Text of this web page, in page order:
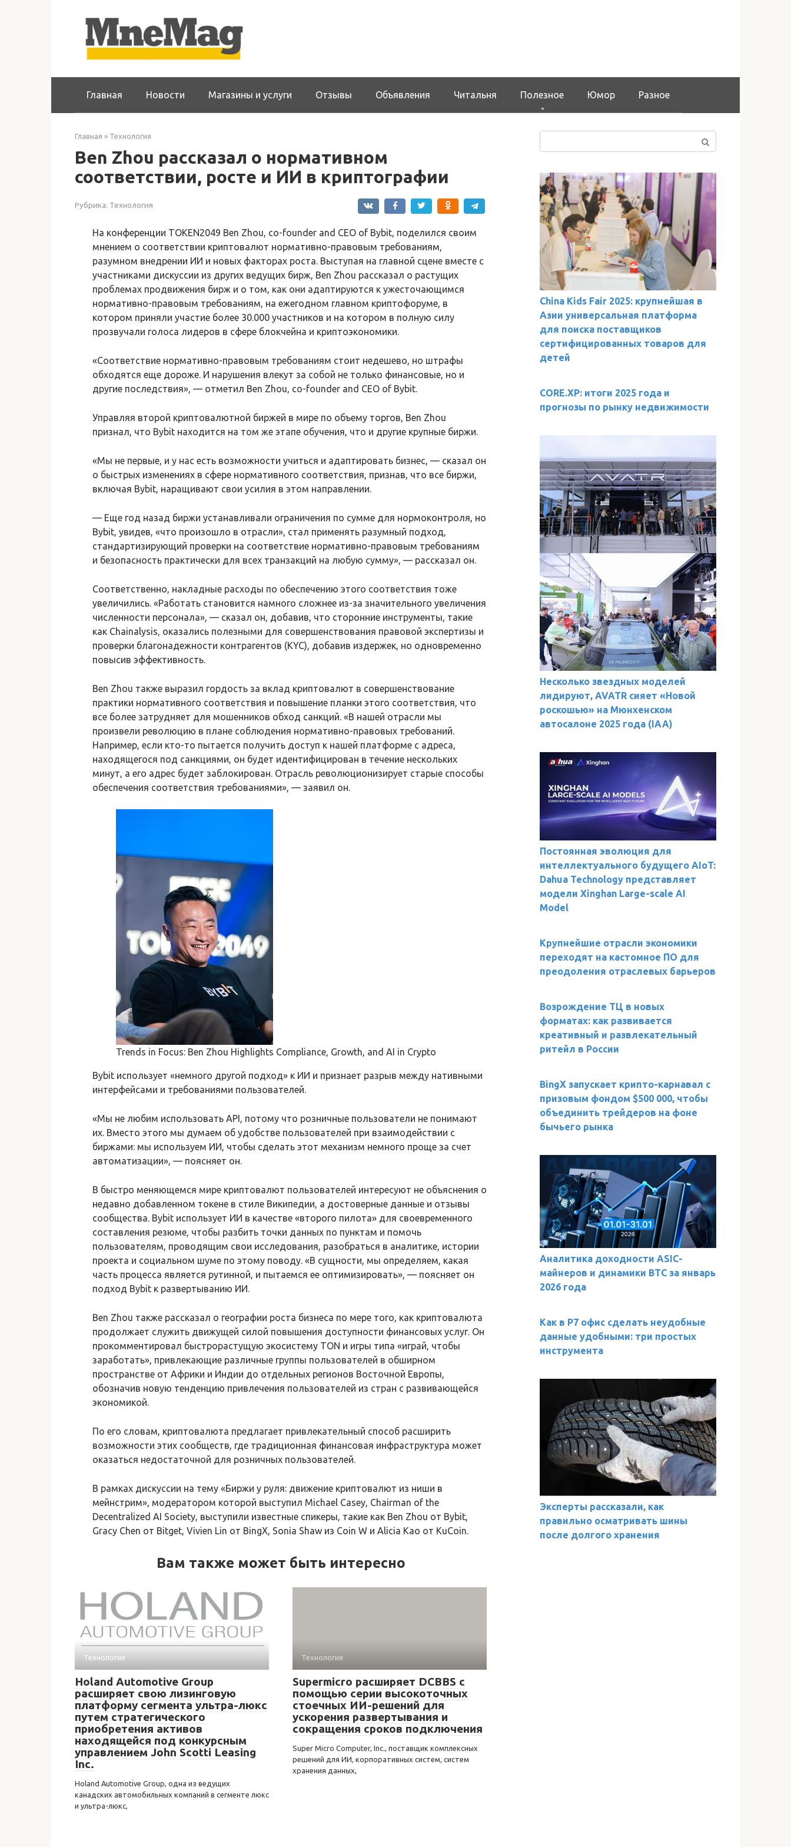
Главная Новости Магазины и услуги Отзывы Объявления Читальня Полезное Юмор Разное
Главная » Технология
Ben Zhou рассказал о нормативном
соответствии, росте и ИИ в криптографии
Рубрика: Технология
На конференции TOKEN2049 Ben Zhou, co-founder and CEO of Bybit, поделился своим
мнением о соответствии криптовалют нормативно-правовым требованиям,
разумном внедрении ИИ и новых факторах роста. Выступая на главной сцене вместе с
участниками дискуссии из других ведущих бирж, Ben Zhou рассказал о растущих
проблемах продвижения бирж и о том, как они адаптируются к ужесточающимся
нормативно-правовым требованиям, на ежегодном главном криптофоруме, в
котором приняли участие более 30.000 участников и на котором в полную силу
прозвучали голоса лидеров в сфере блокчейна и криптоэкономики.
«Соответствие нормативно-правовым требованиям стоит недешево, но штрафы
обходятся еще дороже. И нарушения влекут за собой не только финансовые, но и
другие последствия», — отметил Ben Zhou, co-founder and CEO of Bybit.
Управляя второй криптовалютной биржей в мире по объему торгов, Ben Zhou
признал, что Bybit находится на том же этапе обучения, что и другие крупные биржи.
«Мы не первые, и у нас есть возможности учиться и адаптировать бизнес, — сказал он
о быстрых изменениях в сфере нормативного соответствия, признав, что все биржи,
включая Bybit, наращивают свои усилия в этом направлении.
— Еще год назад биржи устанавливали ограничения по сумме для нормоконтроля, но
Bybit, увидев, «что произошло в отрасли», стал применять разумный подход,
стандартизирующий проверки на соответствие нормативно-правовым требованиям
и безопасность практически для всех транзакций на любую сумму», — рассказал он.
Соответственно, накладные расходы по обеспечению этого соответствия тоже
увеличились. «Работать становится намного сложнее из-за значительного увеличения
численности персонала», — сказал он, добавив, что сторонние инструменты, такие
как Chainalysis, оказались полезными для совершенствования правовой экспертизы и
проверки благонадежности контрагентов (KYC), добавив издержек, но одновременно
повысив эффективность.
Ben Zhou также выразил гордость за вклад криптовалют в совершенствование
практики нормативного соответствия и повышение планки этого соответствия, что
все более затрудняет для мошенников обход санкций. «В нашей отрасли мы
произвели революцию в плане соблюдения нормативно-правовых требований.
Например, если кто-то пытается получить доступ к нашей платформе с адреса,
находящегося под санкциями, он будет идентифицирован в течение нескольких
минут, а его адрес будет заблокирован. Отрасль революционизирует старые способы
обеспечения соответствия требованиями», — заявил он.
Trends in Focus: Ben Zhou Highlights Compliance, Growth, and AI in Crypto
Bybit использует «немного другой подход» к ИИ и признает разрыв между нативными
интерфейсами и требованиями пользователей.
«Мы не любим использовать API, потому что розничные пользователи не понимают
их. Вместо этого мы думаем об удобстве пользователей при взаимодействии с
биржами: мы используем ИИ, чтобы сделать этот механизм немного проще за счет
автоматизации», — поясняет он.
В быстро меняющемся мире криптовалют пользователей интересуют не объяснения о
недавно добавленном токене в стиле Википедии, а достоверные данные и отзывы
сообщества. Bybit использует ИИ в качестве «второго пилота» для своевременного
составления резюме, чтобы разбить точки данных по пунктам и помочь
пользователям, проводящим свои исследования, разобраться в аналитике, истории
проекта и социальном шуме по этому поводу. «В сущности, мы определяем, какая
часть процесса является рутинной, и пытаемся ее оптимизировать», — поясняет он
подход Bybit к развертыванию ИИ.
Ben Zhou также рассказал о географии роста бизнеса по мере того, как криптовалюта
продолжает служить движущей силой повышения доступности финансовых услуг. Он
прокомментировал быстрорастущую экосистему TON и игры типа «играй, чтобы
заработать», привлекающие различные группы пользователей в обширном
пространстве от Африки и Индии до отдельных регионов Восточной Европы,
обозначив новую тенденцию привлечения пользователей из стран с развивающейся
экономикой.
По его словам, криптовалюта предлагает привлекательный способ расширить
возможности этих сообществ, где традиционная финансовая инфраструктура может
оказаться недостаточной для розничных пользователей.
В рамках дискуссии на тему «Биржи у руля: движение криптовалют из ниши в
мейнстрим», модератором которой выступил Michael Casey, Chairman of the
Decentralized AI Society, выступили известные спикеры, такие как Ben Zhou от Bybit,
Gracy Chen от Bitget, Vivien Lin от BingX, Sonia Shaw из Coin W и Alicia Kao от KuCoin.
Вам также может быть интересно
Технология
Holand Automotive Group
расширяет свою лизинговую
платформу сегмента ультра-люкс
путем стратегического
приобретения активов
находящейся под конкурсным
управлением John Scotti Leasing
Inc.
Holand Automotive Group, одна из ведущих
канадских автомобильных компаний в сегменте люкс
и ультра-люкс,
Технология
Supermicro расширяет DCBBS с
помощью серии высокоточных
стоечных ИИ-решений для
ускорения развертывания и
сокращения сроков подключения
Super Micro Computer, Inc., поставщик комплексных
решений для ИИ, корпоративных систем, систем
хранения данных,
China Kids Fair 2025: крупнейшая в
Азии универсальная платформа
для поиска поставщиков
сертифицированных товаров для
детей
CORE.XP: итоги 2025 года и
прогнозы по рынку недвижимости
Несколько звездных моделей
лидируют, AVATR сияет «Новой
роскошью» на Мюнхенском
автосалоне 2025 года (IAA)
Постоянная эволюция для
интеллектуального будущего AIoT:
Dahua Technology представляет
модели Xinghan Large-scale AI
Model
Крупнейшие отрасли экономики
переходят на кастомное ПО для
преодоления отраслевых барьеров
Возрождение ТЦ в новых
форматах: как развивается
креативный и развлекательный
ритейл в России
BingX запускает крипто-карнавал с
призовым фондом $500 000, чтобы
объединить трейдеров на фоне
бычьего рынка
Аналитика доходности ASIC-
майнеров и динамики BTC за январь
2026 года
Как в Р7 офис сделать неудобные
данные удобными: три простых
инструмента
Эксперты рассказали, как
правильно осматривать шины
после долгого хранения